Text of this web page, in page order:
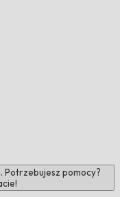
Potrzebujesz pomocy?